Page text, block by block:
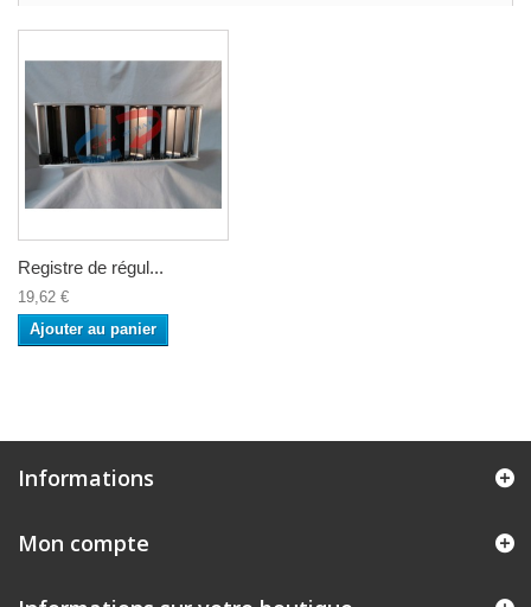
Registre de régul...
19,62 €
Ajouter au panier
Informations
Mon compte